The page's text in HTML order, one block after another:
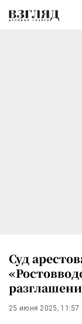
Суд
25 июня 2025, 11:57